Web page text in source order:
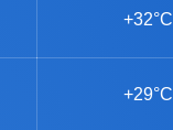
+32°C
+29°C